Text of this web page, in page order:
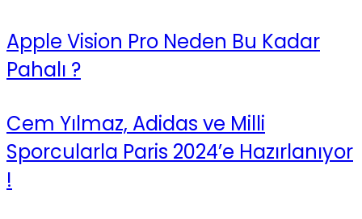
Apple Vision Pro Neden Bu Kadar
Pahalı ?
Cem Yılmaz, Adidas ve Milli
Sporcularla Paris 2024’e Hazırlanıyor
!